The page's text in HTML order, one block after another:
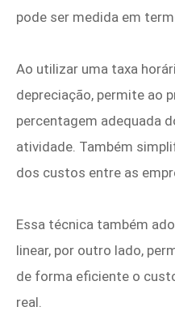
pode ser medida em
Ao utilizar uma taxa
depreciação, permite ao
percentagem adequada
atividade. Também
dos custos entre as
Essa técnica também
linear, por outro lado,
de forma eficiente o
real.